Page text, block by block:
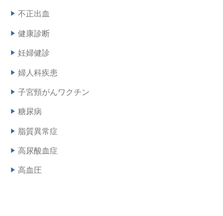
不正出血
健康診断
妊婦健診
婦人科疾患
子宮頸がんワクチン
糖尿病
脂質異常症
高尿酸血症
高血圧